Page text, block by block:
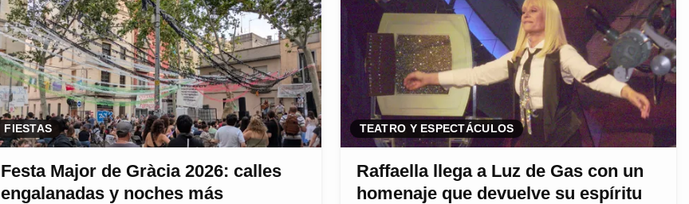
FIESTAS
Festa Major de Gràcia 2026: calles
engalanadas y noches más
TEATRO Y ESPECTÁCULOS
Raffaella llega a Luz de Gas con un
homenaje que devuelve su espíritu